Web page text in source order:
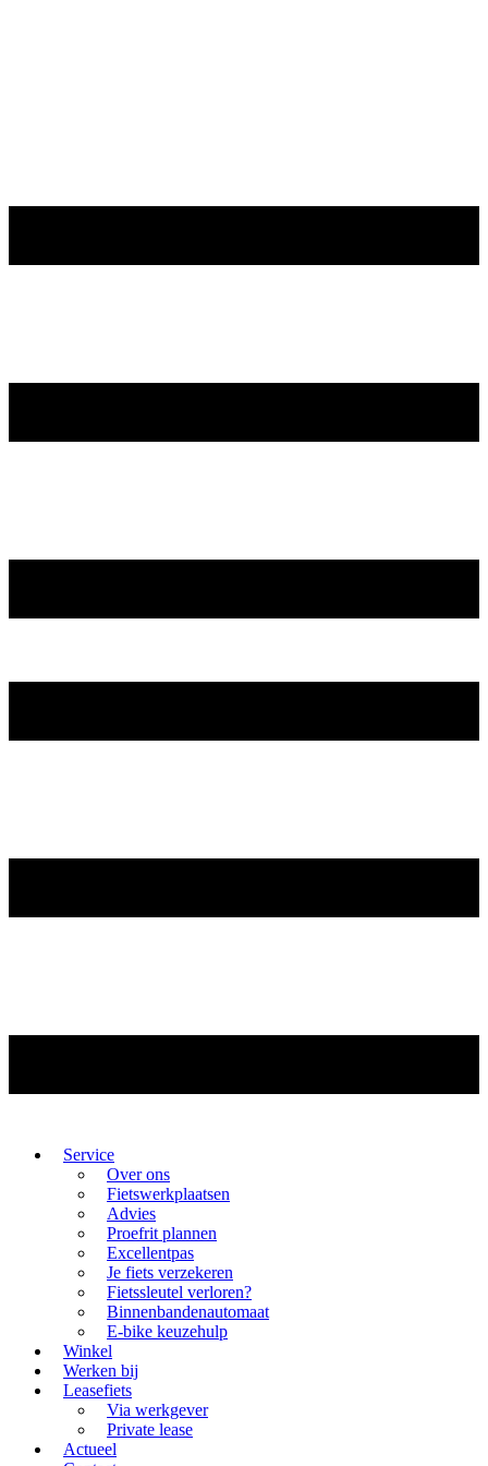
Service
Over ons
Fietswerkplaatsen
Advies
Proefrit plannen
Excellentpas
Je fiets verzekeren
Fietssleutel verloren?
Binnenbandenautomaat
E-bike keuzehulp
Winkel
Werken bij
Leasefiets
Via werkgever
Private lease
Actueel